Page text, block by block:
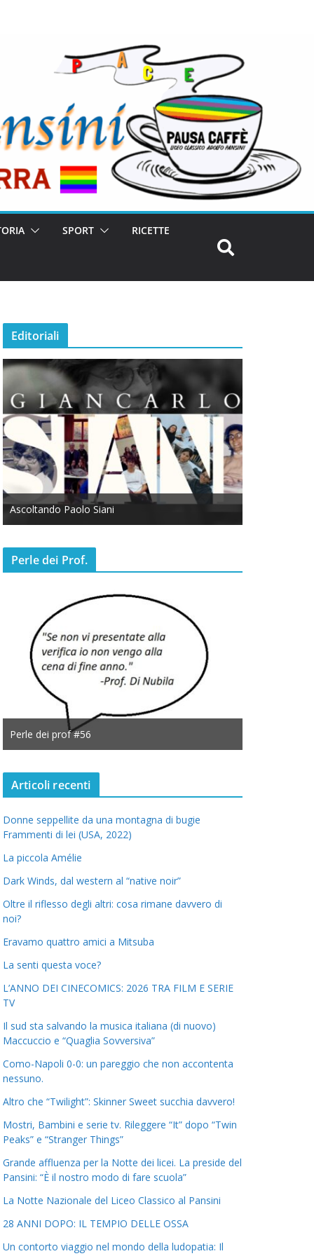
SPORT RICETTE
Editoriali
Ascoltando Paolo Siani
Perle dei Prof.
Perle dei prof #56
Articoli recenti
Donne seppellite da una montagna di bugie
Frammenti di lei (USA, 2022)
La piccola Amélie
Dark Winds, dal western al “native noir”
Oltre il riflesso degli altri: cosa rimane davvero di
noi?
Eravamo quattro amici a Mitsuba
La senti questa voce?
L’ANNO DEI CINECOMICS: 2026 TRA FILM E SERIE
TV
Il sud sta salvando la musica italiana (di nuovo)
Maccuccio e “Quaglia Sovversiva”
Como-Napoli 0-0: un pareggio che non accontenta
nessuno.
Altro che “Twilight”: Skinner Sweet succhia davvero!
Mostri, Bambini e serie tv. Rileggere “It” dopo “Twin
Peaks” e “Stranger Things”
Grande affluenza per la Notte dei licei. La preside del
Pansini: “È il nostro modo di fare scuola”
La Notte Nazionale del Liceo Classico al Pansini
28 ANNI DOPO: IL TEMPIO DELLE OSSA
Un contorto viaggio nel mondo della ludopatia: Il